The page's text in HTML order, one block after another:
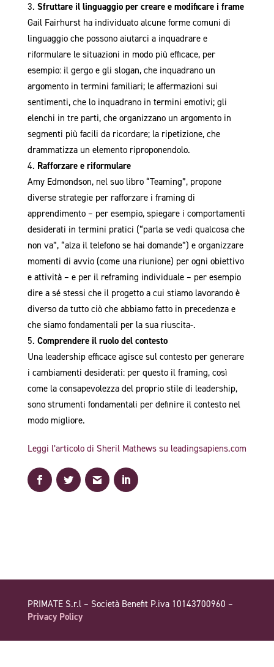
Sfruttare il linguaggio per creare e modificare i frame
Gail Fairhurst ha individuato alcune forme comuni di
linguaggio che possono aiutarci a inquadrare e
riformulare le situazioni in modo più efficace, per
esempio: il gergo e gli slogan, che inquadrano un
argomento in termini familiari; le affermazioni sui
sentimenti, che lo inquadrano in termini emotivi; gli
elenchi in tre parti, che organizzano un argomento in
segmenti più facili da ricordare; la ripetizione, che
drammatizza un elemento riproponendolo.
Rafforzare e riformulare
Amy Edmondson, nel suo libro “Teaming”, propone
diverse strategie per rafforzare i framing di
apprendimento – per esempio, spiegare i comportamenti
desiderati in termini pratici (“parla se vedi qualcosa che
non va”, “alza il telefono se hai domande”) e organizzare
momenti di avvio (come una riunione) per ogni obiettivo
e attività – e per il reframing individuale – per esempio
dire a sé stessi che il progetto a cui stiamo lavorando è
diverso da tutto ciò che abbiamo fatto in precedenza e
che siamo fondamentali per la sua riuscita-.
Comprendere il ruolo del contesto
Una leadership efficace agisce sul contesto per generare
i cambiamenti desiderati: per questo il framing, così
come la consapevolezza del proprio stile di leadership,
sono strumenti fondamentali per definire il contesto nel
modo migliore.
Leggi l’articolo di Sheril Mathews su leadingsapiens.com
PRIMATE S.r.l – Società Benefit P.iva 10143700960 –
Privacy Policy